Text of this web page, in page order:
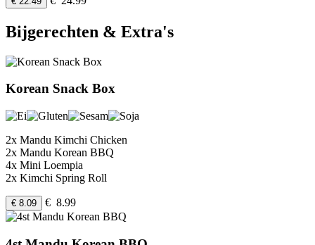
Bijgerechten & Extra's
Korean Snack Box
2x Mandu Kimchi Chicken
2x Mandu Korean BBQ
4x Mini Loempia
2x Kimchi Spring Roll
€ 8.09 € 8.99